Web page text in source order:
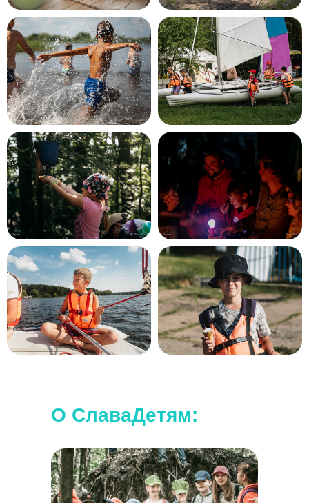
О СлаваДетям:
Наши походы подходят для любого
уровня.
Дополнительной подготовки не требуется.